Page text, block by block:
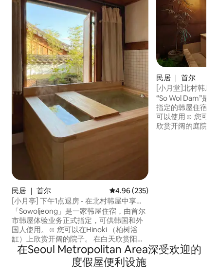
民居 ｜ 首尔 平均评分 4.96 分（满分 5 分），
4.96 (235)
[小月亭] 下午1点退房 - 在北村韩屋中享受
悠闲与私密！
「Sowoljeong」是一家韩屋住宿，由首尔
市韩屋体验业务正式指定，可供韩国和外
国人使用。☺️ 您可以在Hinoki （柏树浴
缸）上欣赏开阔的院子。 在白天欣赏阳光
和傍晚的星空，享受半浴室！ 您可以入住
私人Sowoljeong，远离熟悉的工作场所，
或者您可以什么都不做，专注于与自己或
民居 ｜ 首尔
[小月堂]北村韩屋
人住宿中享受私人
“So Wol Dam”是
指定的韩屋住宿设
可以使用☺️ 您可以在日木（杜松浴缸）中
欣赏开阔的庭院，
韩元（最多2小时
在Seoul Metropolitan Area深受欢迎的
度假屋便利设施